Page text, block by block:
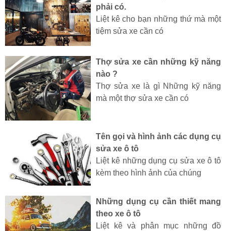
phải có.
Liệt kê cho bạn những thứ mà một
tiệm sửa xe cần có
Thợ sửa xe cần những kỹ năng
nào ?
Thợ sửa xe là gì Những kỹ năng
mà một thợ sửa xe cần có
Tên gọi và hình ảnh các dụng cụ
sửa xe ô tô
Liệt kê những dụng cụ sửa xe ô tô
kèm theo hình ảnh của chúng
Những dụng cụ cần thiết mang
theo xe ô tô
Liệt kê và phân mục những đồ